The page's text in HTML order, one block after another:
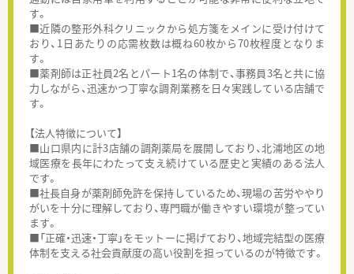
す。
■近隣の整形外科クリニックから処方箋をメインに受け付けて
おり、1日あたりの応需枚数は概ね60枚から70枚程度となりま
す。
■薬剤師は正社員2名とパート1名の体制で、事務員3名と共に協
力しながら、迅速かつ丁寧な調剤業務を日々実践している店舗で
す。
【法人特徴について】
■山口県内に計3店舗の調剤薬局を展開しており、北浦地区の地
域医療を長年にわたって支え続けている歴史と実績のある法人
です。
■社長自身が薬剤師免許を保持しているため、現場の苦労ややり
がいを十分に理解しており、専門職が働きやすい環境が整ってい
ます。
■「正確・迅速・丁寧」をモットーに掲げており、地域完結型の医療
体制を支える社会貢献度の高い役割を担っているのが特徴です。